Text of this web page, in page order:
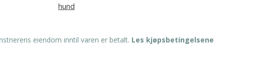
eiendom inntil varen er betalt. Les kjøpsbetingelsene